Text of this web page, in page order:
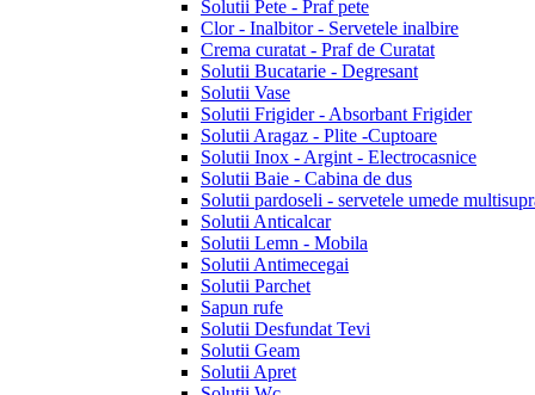
Solutii Pete - Praf pete
Clor - Inalbitor - Servetele inalbire
Crema curatat - Praf de Curatat
Solutii Bucatarie - Degresant
Solutii Vase
Solutii Frigider - Absorbant Frigider
Solutii Aragaz - Plite -Cuptoare
Solutii Inox - Argint - Electrocasnice
Solutii Baie - Cabina de dus
Solutii pardoseli - servetele umede
Solutii Anticalcar
Solutii Lemn - Mobila
Solutii Antimecegai
Solutii Parchet
Sapun rufe
Solutii Desfundat Tevi
Solutii Geam
Solutii Apret